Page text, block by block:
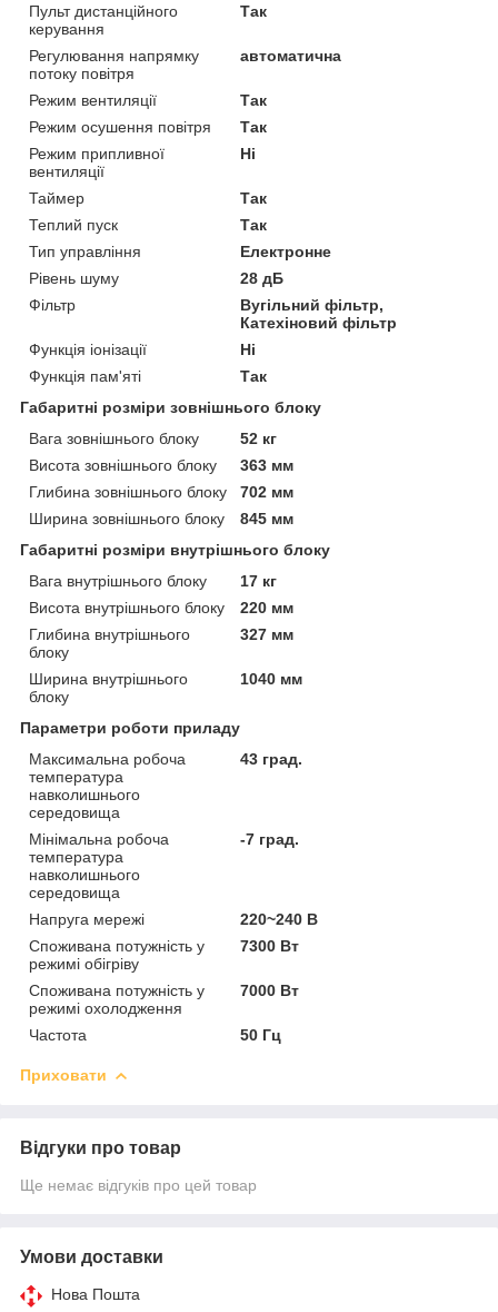
Пульт дистанційного
керування
Так
Регулювання напрямку
потоку повітря
автоматична
Режим вентиляції
Так
Режим осушення повітря
Так
Режим припливної
вентиляції
Ні
Таймер
Так
Теплий пуск
Так
Тип управління
Електронне
Рівень шуму
28 дБ
Фільтр
Вугільний фільтр,
Катехіновий фільтр
Функція іонізації
Ні
Функція пам'яті
Так
Габаритні розміри зовнішнього блоку
Вага зовнішнього блоку
52 кг
Висота зовнішнього блоку
363 мм
Глибина зовнішнього блоку
702 мм
Ширина зовнішнього блоку
845 мм
Габаритні розміри внутрішнього блоку
Вага внутрішнього блоку
17 кг
Висота внутрішнього блоку
220 мм
Глибина внутрішнього
блоку
327 мм
Ширина внутрішнього
блоку
1040 мм
Параметри роботи приладу
Максимальна робоча
температура
навколишнього
середовища
43 град.
Мінімальна робоча
температура
навколишнього
середовища
-7 град.
Напруга мережі
220~240 В
Споживана потужність у
режимі обігріву
7300 Вт
Споживана потужність у
режимі охолодження
7000 Вт
Частота 50 Гц
Приховати
Відгуки про товар
Ще немає відгуків про цей товар
Умови доставки
Нова Пошта